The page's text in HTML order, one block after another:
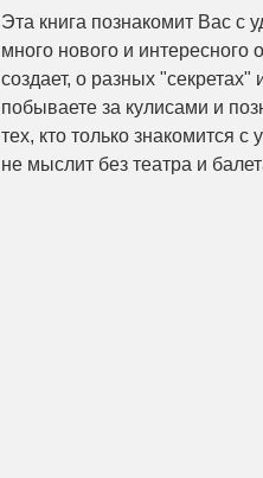
Эта книга познакомит Вас с
много нового и интересного
создает, о разных "секретах"
побываете за кулисами и
тех, кто только знакомится
не мыслит без театра и